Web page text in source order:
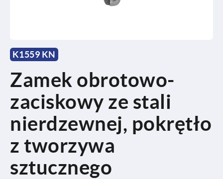
K1559 KN
Zamek obrotowo-
zaciskowy ze stali
nierdzewnej, pokrętło
z tworzywa
sztucznego